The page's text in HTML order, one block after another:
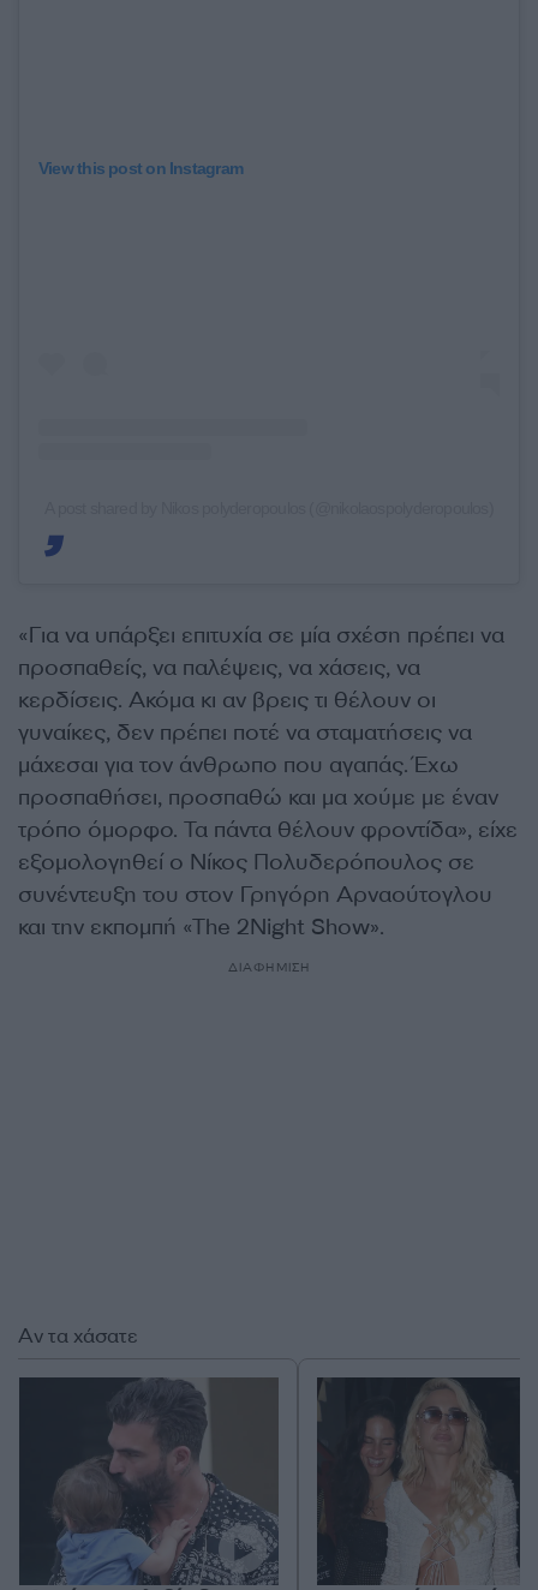
View this post on Instagram
«Για να υπάρξει επιτυχία σε μία σχέση πρέπει να
προσπαθείς, να παλέψεις, να χάσεις, να
κερδίσεις. Ακόμα κι αν βρεις τι θέλουν οι
γυναίκες, δεν πρέπει ποτέ να σταματήσεις να
μάχεσαι για τον άνθρωπο που αγαπάς. Έχω
προσπαθήσει, προσπαθώ και μα χούμε με έναν
τρόπο όμορφο. Τα πάντα θέλουν φροντίδα», είχε
εξομολογηθεί ο Νίκος Πολυδερόπουλος σε
συνέντευξη του στον Γρηγόρη Αρναούτογλου
και την εκπομπή «The 2Night Show».
ΔΙΑΦΗΜΙΣΗ
Αν τα χάσατε